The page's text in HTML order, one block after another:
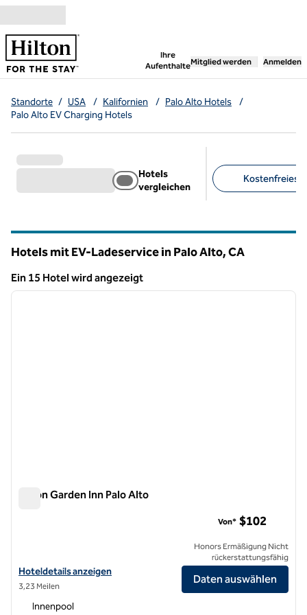
Weiter zum Inhalt
Ihre
Aufenthalte
,öffnet neue
Mitglied werden Anmelden
Standorte / USA / Kalifornien / Palo Alto Hotels
/
Palo Alto EV Charging Hotels
Hotels
vergleichen
Kostenfreies
Hotels mit EV-Ladeservice in Palo Alto,CA
Ein 15 Hotel wird angezeigt
Ein 15 Hotel wird angezeigt
1 von 12
Hilton Garden Inn Palo Alto
Hoteldetails für das Hilton Garden Inn Palo Alto anzeigen
Hoteldetails anzeigen
3,23 Meilen
Von* $102
Honors Ermäßigung Nicht
rückerstattungsfähig
Daten auswählen
Innenpool